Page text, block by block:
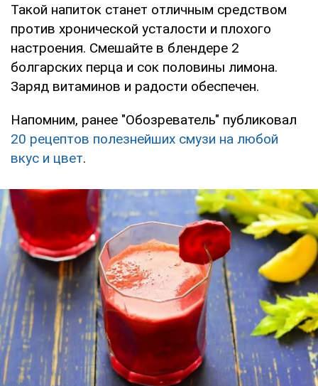
Такой напиток станет отличным средством
против хронической усталости и плохого
настроения. Смешайте в блендере 2
болгарских перца и сок половины лимона.
Заряд витаминов и радости обеспечен.
Напомним, ранее "Обозреватель" публиковал
20 рецептов полезнейших смузи на любой
вкус и цвет.